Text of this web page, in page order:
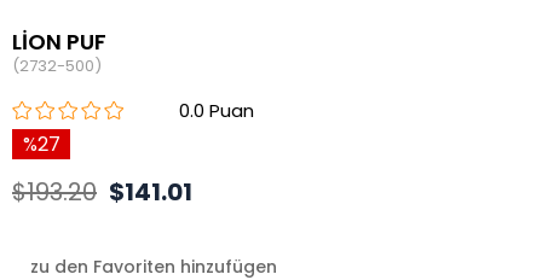
LİON PUF
(2732-500)
0.0
27
$193.20 $141.01
zu den Favoriten hinzufügen